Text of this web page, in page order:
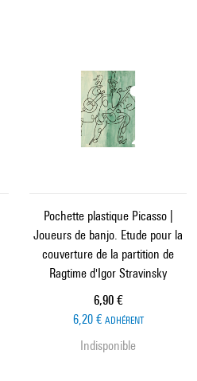
Pochette plastique Picasso |
Joueurs de banjo. Etude pour la
couverture de la partition de
Ragtime d'Igor Stravinsky
Prix ​​actuel
6,90 €
6,20 € ADHÉRENT
Indisponible